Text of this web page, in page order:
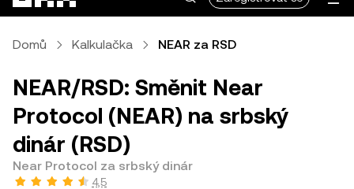
Domů Kalkulačka NEAR za RSD
NEAR/RSD: Směnit Near
Protocol (NEAR) na srbský
dinár (RSD)
Near Protocol za srbský dinár
4,5